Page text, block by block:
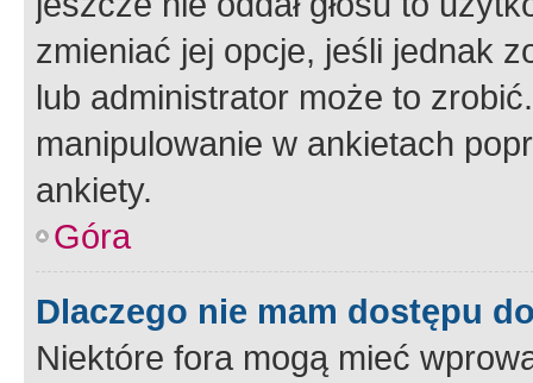
zmieniać jej opcje, jeśli jednak
lub administrator może to
manipulowanie w ankietach
ankiety.
Góra
Dlaczego nie mam dostępu
Niektóre fora mogą mieć